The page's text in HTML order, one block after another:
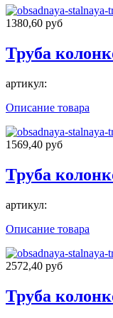
1380,60 руб
Труба
артикул:
Описание товара
1569,40 руб
Труба
артикул:
Описание товара
2572,40 руб
Труба